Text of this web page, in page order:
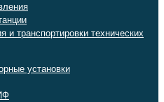
и транспортировки технических
установки